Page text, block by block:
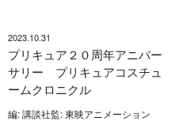
2023.10.31
プリキュア２０周年アニバー
サリー プリキュアコスチュ
ームクロニクル
編: 講談社監: 東映アニメーション